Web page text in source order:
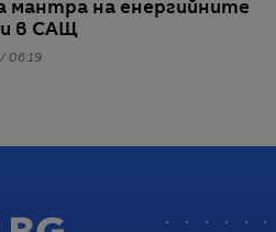
мантра на енергийните
в САЩ
06:19